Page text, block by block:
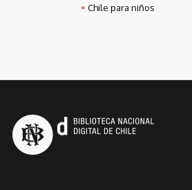
Chile para niños